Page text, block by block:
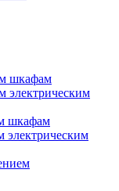
шкафам
электрическим
шкафам
электрическим